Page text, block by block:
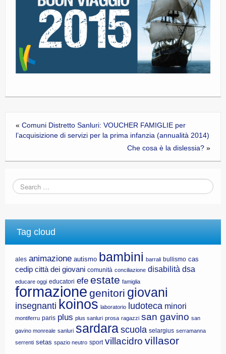
CE.RI.FORM
CONTATTI
Whistleblowing
Lavora con noi
Guspini
« Comuni Distretto Sanluri: VOUCHER FAMIGLIE per
l’acquisizione di servizi per la prima infanzia (annualità 2014)
Che cosa è la dislessia? »
Tag cloud
ales animazione autismo bambini barrali bullismo cas
cedip città dei giovani comunità conciliazione disabilità dsa
educare oggi educatori efe estate famiglia
formazione genitori giovani
insegnanti koinos laboratorio ludoteca minori
montiferru paris plus plus sanluri prosa ragazzi san gavino san
gavino monreale sanluri sardara scuola selargius serramanna
serrenti setas spazio neutro sport villacidro villasor